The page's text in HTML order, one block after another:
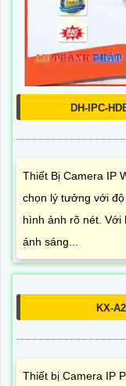
DH-IPC-
Thiết Bị Camera IP
chọn lý tưởng với
hình ảnh rõ nét. Với
ánh sáng...